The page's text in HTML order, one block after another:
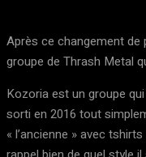
Après ce changement de
groupe de Thrash Metal
Kozoria est un groupe
sorti en 2016 tout
« l’ancienne » avec